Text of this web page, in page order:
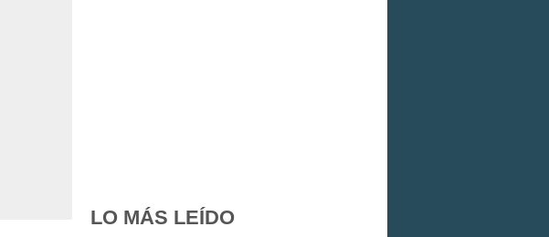
LO MÁS LEÍDO